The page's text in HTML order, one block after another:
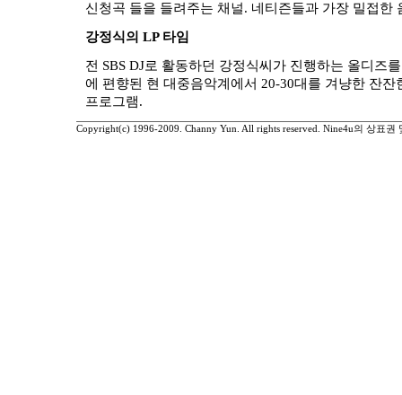
신청곡 들을 들려주는 채널. 네티즌들과 가장 밀접한
강정식의 LP 타임
전 SBS DJ로 활동하던 강정식씨가 진행하는 올디즈
에 편향된 현 대중음악계에서 20-30대를 겨냥한 잔잔
프로그램.
Copyright(c) 1996-2009. Channy Yun. All rights reserved. Nine4u의 상표